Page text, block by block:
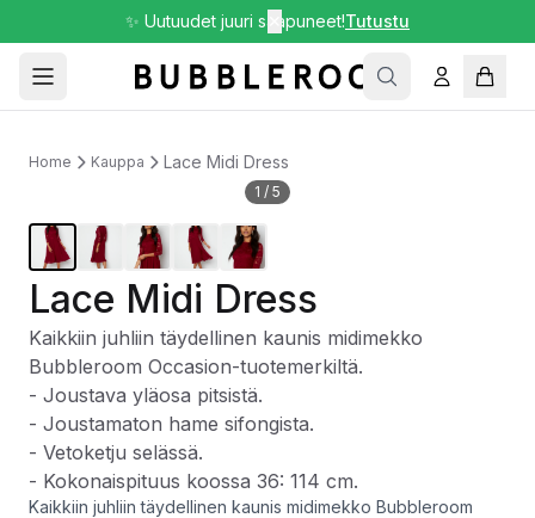
✨ Uutuudet juuri saapuneet!Tutustu
Home Kauppa Lace Midi Dress
1 / 5
Lace Midi Dress
Kaikkiin juhliin täydellinen kaunis midimekko
Bubbleroom Occasion-tuotemerkiltä.
- Joustava yläosa pitsistä.
- Joustamaton hame sifongista.
- Vetoketju selässä.
- Kokonaispituus koossa 36: 114 cm.
Kaikkiin juhliin täydellinen kaunis midimekko Bubbleroom